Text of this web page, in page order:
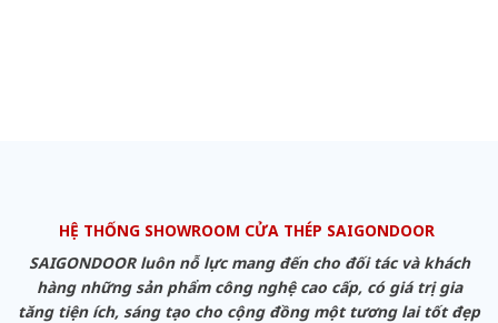
HỆ THỐNG SHOWROOM CỬA THÉP SAIGONDOOR
SAIGONDOOR luôn nỗ lực mang đến cho đối tác và khách
hàng những sản phẩm công nghệ cao cấp, có giá trị gia
tăng tiện ích, sáng tạo cho cộng đồng một tương lai tốt đẹp